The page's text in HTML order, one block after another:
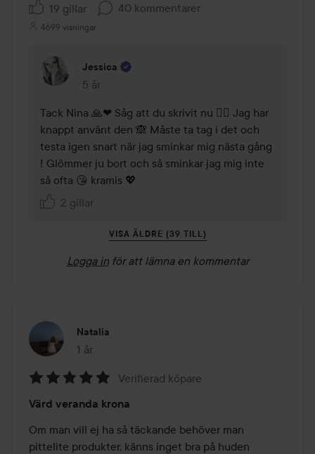
19 gillar 40 kommentarer
4699 visningar
Jessica
5 år
Kommentaren lades 5 år
Tack Nina 🙏❤ Såg att du skrivit nu 🤷‍♀️ Jag har
knappt använt den 🙈 Måste ta tag i det och
testa igen snart när jag sminkar mig nästa gång
! Glömmer ju bort och så sminkar jag mig inte
så ofta 😘 kramis 💖
2 gillar
VISA ÄLDRE (39 TILL)
Logga in för att lämna en kommentar
Natalia
1 år
Inlägget skapades 1 år
5
av
5
Verifierad köpare
Värd veranda krona
Om man vill ej ha så täckande behöver man
pittelite produkter, känns inget bra på huden